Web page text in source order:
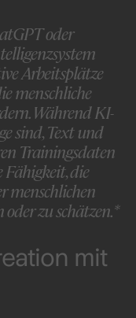
oder
Arbeitsplätze
menschliche
Während KI-
sind, Text und
Trainingsdaten
Fähigkeit, die
menschlichen
zu schätzen.*
mit